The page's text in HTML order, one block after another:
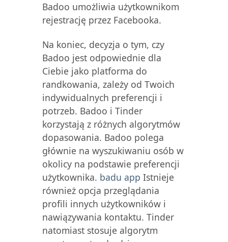
Badoo umożliwia użytkownikom
rejestrację przez Facebooka.
Na koniec, decyzja o tym, czy
Badoo jest odpowiednie dla
Ciebie jako platforma do
randkowania, zależy od Twoich
indywidualnych preferencji i
potrzeb. Badoo i Tinder
korzystają z różnych algorytmów
dopasowania. Badoo polega
głównie na wyszukiwaniu osób w
okolicy na podstawie preferencji
użytkownika. badu app Istnieje
również opcja przeglądania
profili innych użytkowników i
nawiązywania kontaktu. Tinder
natomiast stosuje algorytm